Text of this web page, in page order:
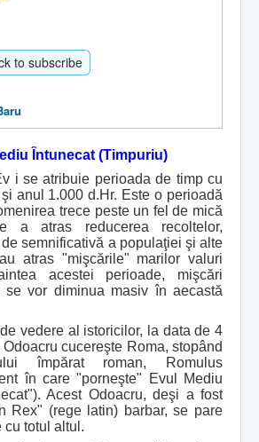
to subscribe
Întunecat (Timpuriu)
atribuie perioada de timp cu
anul 1.000 d.Hr. Este o perioadă
trece peste un fel de mică
a atras reducerea recoltelor,
semnificativă a populaţiei şi alte
atras "mişcările" marilor valuri
acestei perioade, mişcări
se vor diminua masiv în aecastă
al istoricilor, la data de 4
cucereşte Roma, stopând
împărat roman, Romulus
în care "porneşte" Evul Mediu
Acest Odoacru, deşi a fost
Rex" (rege latin) barbar, se pare
cu totul altul.